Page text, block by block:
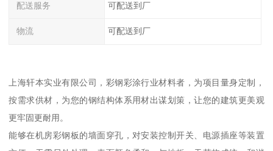
配送服务 可配送到厂
物流 可配送到厂
上海轩本实业有限公司，彩钢彩涂行业材料者，为项目量身定制，
按需求供材，为您的钢结构体系用材出谋划策，让您的建筑更美观
更牢固更耐用。
能够在机房彩钢板的墙面穿孔，对安装控制开关、电源插座等装置